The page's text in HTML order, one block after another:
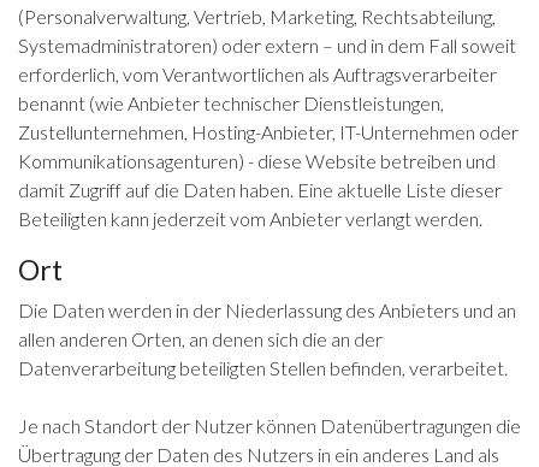
(Personalverwaltung, Vertrieb, Marketing, Rechtsabteilung,
Systemadministratoren) oder extern – und in dem Fall soweit
erforderlich, vom Verantwortlichen als Auftragsverarbeiter
benannt (wie Anbieter technischer Dienstleistungen,
Zustellunternehmen, Hosting-Anbieter, IT-Unternehmen oder
Kommunikationsagenturen) - diese Website betreiben und
damit Zugriff auf die Daten haben. Eine aktuelle Liste dieser
Beteiligten kann jederzeit vom Anbieter verlangt werden.
Ort
Die Daten werden in der Niederlassung des Anbieters und an
allen anderen Orten, an denen sich die an der
Datenverarbeitung beteiligten Stellen befinden, verarbeitet.
Je nach Standort der Nutzer können Datenübertragungen die
Übertragung der Daten des Nutzers in ein anderes Land als